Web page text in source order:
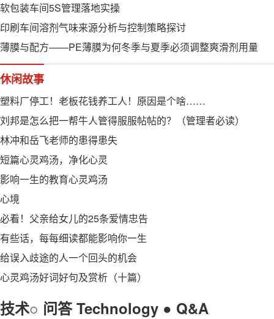
软包装车间5S管理落地实操
印刷车间溶剂气味来源分析与控制策略探讨
薄膜与配方——PE薄膜为何冬季与夏季必须调整爽滑剂用量
休闲故事
塑料厂停工！老板花钱养工人！原因是个啥……
刘邦是怎么把一帮牛人管得服服帖帖的？（管理者必读）
林冲和岳飞老师的患得患失
短篇心灵鸡汤，净化心灵
影响一生的教育心灵鸡汤
心境
必看！父亲给女儿的25条爱情忠告
有些话，每每细读都能影响你一生
给误入歧途的人一个回头的机会
心灵鸡汤好词好句及赏析（十篇）
技术○ 问答 Technology ● Q&A